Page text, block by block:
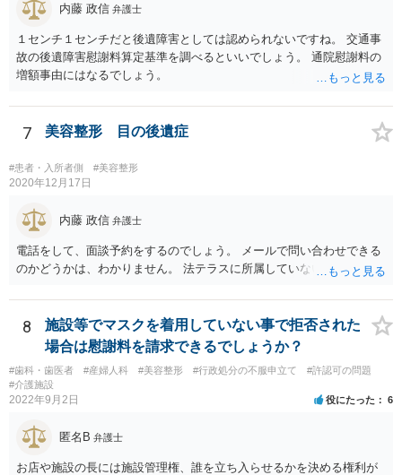
内藤 政信 弁護士
１センチ１センチだと後遺障害としては認められないですね。 交通事
故の後遺障害慰謝料算定基準を調べるといいでしょう。 通院慰謝料の
増額事由にはなるでしょう。
7 美容整形 目の後遺症
#患者・入所者側 #美容整形
2020年12月17日
内藤 政信 弁護士
電話をして、面談予約をするのでしょう。 メールで問い合わせできる
のかどうかは、わかりません。 法テラスに所属していないので。
8
施設等でマスクを着用していない事で拒否された
場合は慰謝料を請求できるでしょうか？
#歯科・歯医者 #産婦人科 #美容整形 #行政処分の不服申立て
#許認可の問題
#介護施設
2022年9月2日 役にたった 6
匿名B 弁護士
お店や施設の長には施設管理権、誰を立ち入らせるかを決める権利が